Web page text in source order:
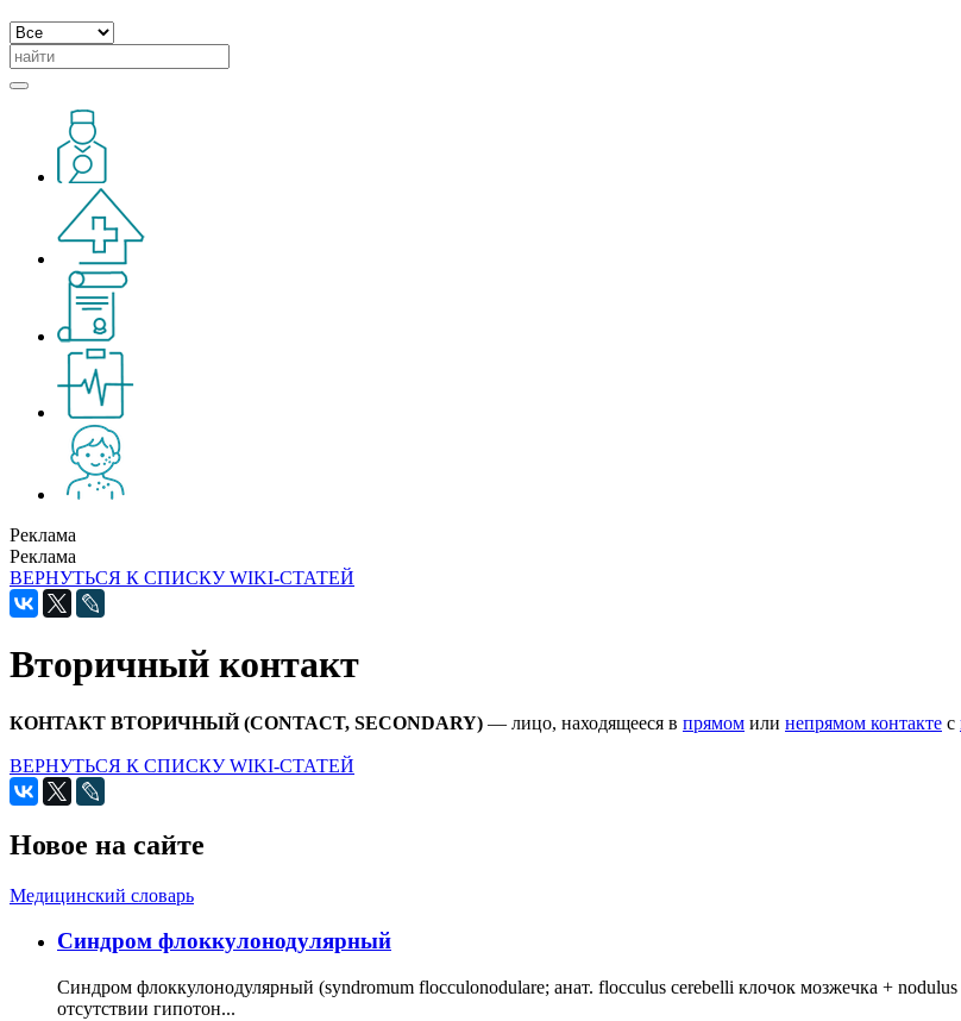
Реклама
Реклама
ВЕРНУТЬСЯ К СПИСКУ WIKI-СТАТЕЙ
Вторичный контакт
КОНТАКТ ВТОРИЧНЫЙ (CONTACT, SECONDARY) — лицо, находящееся в прямом или непрямом контакте с
ВЕРНУТЬСЯ К СПИСКУ WIKI-СТАТЕЙ
Новое на сайте
Медицинский словарь
Cиндром флоккулонодулярный
Синдром флоккулонодулярный (syndromum flocculonodulare; анат. flocculus cerebelli клочок мозжечка +
отсутствии гипотон...